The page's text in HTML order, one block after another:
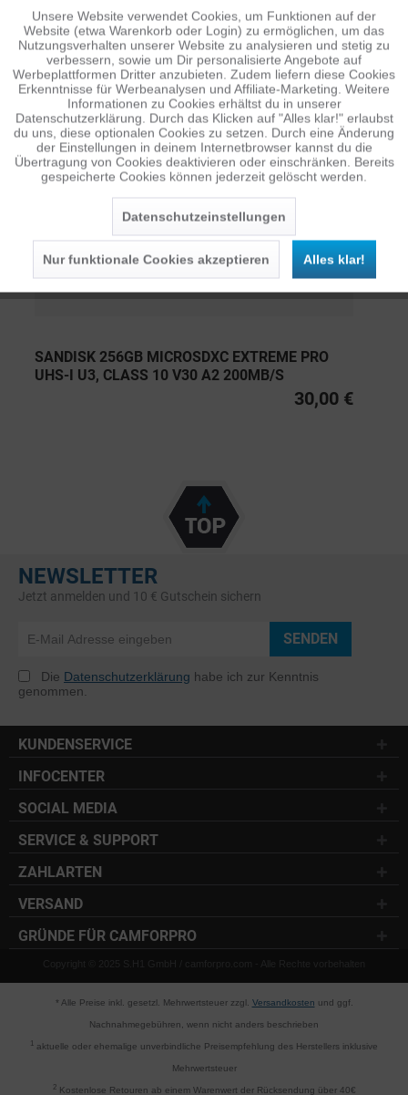
Folgende Infos zum Hersteller sind verfübar......
mehr
ÄHNLICHE ARTIKEL
Diese Artikel sind dem Produkt ähnlich ...mehr
Persönliche Empfehlungen
SANDISK 256GB MICROSDXC EXTREME PRO
UHS-I U3, CLASS 10 V30 A2 200MB/S
30,00 €
NEWSLETTER
Jetzt anmelden und 10 € Gutschein sichern
SENDEN
Die Datenschutzerklärung habe ich zur Kenntnis
genommen.
KUNDENSERVICE
INFOCENTER
SOCIAL MEDIA
SERVICE & SUPPORT
ZAHLARTEN
VERSAND
GRÜNDE FÜR CAMFORPRO
Copyright © 2025 S.H1 GmbH / camforpro.com - Alle Rechte vorbehalten
* Alle Preise inkl. gesetzl. Mehrwertsteuer zzgl. Versandkosten und ggf.
Nachnahmegebühren, wenn nicht anders beschrieben
aktuelle oder ehemalige unverbindliche Preisempfehlung des Herstellers inklusive
Mehrwertsteuer
2Kostenlose Retouren ab einem Warenwert der Rücksendung über 40€
Funktionale Aktiv
Tracking Inaktiv
Personalisierung Inaktiv
Service Inaktiv
Unsere Website verwendet Cookies, um Funktionen auf der
Website (etwa Warenkorb oder Login) zu ermöglichen, um das
Nutzungsverhalten unserer Website zu analysieren und stetig zu
verbessern, sowie um Dir personalisierte Angebote auf
Werbeplattformen Dritter anzubieten. Zudem liefern diese Cookies
Erkenntnisse für Werbeanalysen und Affiliate-Marketing. Weitere
Informationen zu Cookies erhältst du in unserer
Datenschutzerklärung. Durch das Klicken auf "Alles klar!" erlaubst
du uns, diese optionalen Cookies zu setzen. Durch eine Änderung
der Einstellungen in deinem Internetbrowser kannst du die
Übertragung von Cookies deaktivieren oder einschränken. Bereits
gespeicherte Cookies können jederzeit gelöscht werden.
Datenschutzeinstellungen
Nur funktionale Cookies akzeptieren Alles klar!